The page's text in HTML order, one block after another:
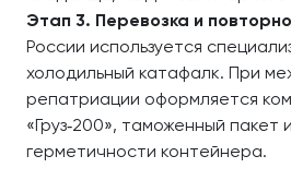
Этап 3. Перевозка и
России используется
холодильный катафалк. При
репатриации оформляется
«Груз‑200», таможенный пакет
герметичности контейнера.